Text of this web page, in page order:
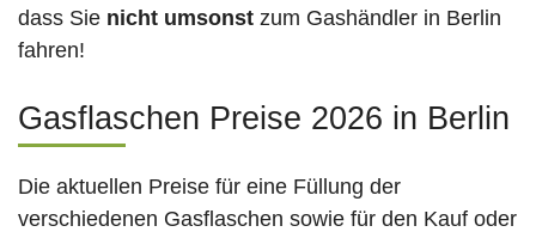
dass Sie nicht umsonst zum Gashändler in Berlin
fahren!
Gasflaschen Preise 2026 in Berlin
Die aktuellen Preise für eine Füllung der
verschiedenen Gasflaschen sowie für den Kauf oder